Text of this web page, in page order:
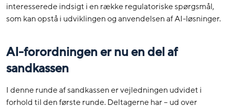
interesserede indsigt i en række regulatoriske spørgsmål,
som kan opstå i udviklingen og anvendelsen af AI-løsninger.
AI-forordningen er nu en del af
sandkassen
I denne runde af sandkassen er vejledningen udvidet i
forhold til den første runde. Deltagerne har – ud over